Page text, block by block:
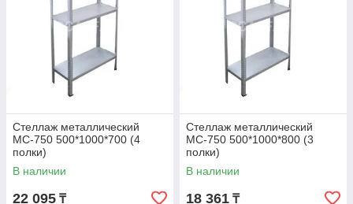
Стеллаж металлический
МС-750 500*1000*700 (4
полки)
В наличии
22 095 ₸
Стеллаж металлический
МС-750 500*1000*800 (3
полки)
В наличии
18 361 ₸